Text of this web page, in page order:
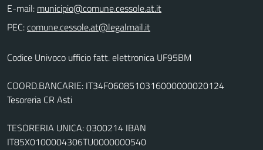
E-mail:
PEC:
Codice Univoco ufficio fatt. elettronica UF95BM
COORD.BANCARIE: IT34F0608510316000000020124
Tesoreria CR Asti
TESORERIA UNICA: 0300214 IBAN
IT85X0100004306TU0000000540